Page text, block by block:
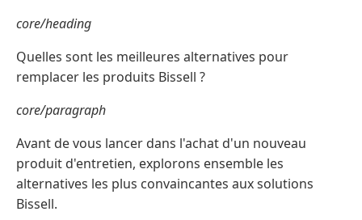
core/heading
Quelles sont les meilleures alternatives pour
remplacer les produits Bissell ?
core/paragraph
Avant de vous lancer dans l'achat d'un nouveau
produit d'entretien, explorons ensemble les
alternatives les plus convaincantes aux solutions
Bissell.